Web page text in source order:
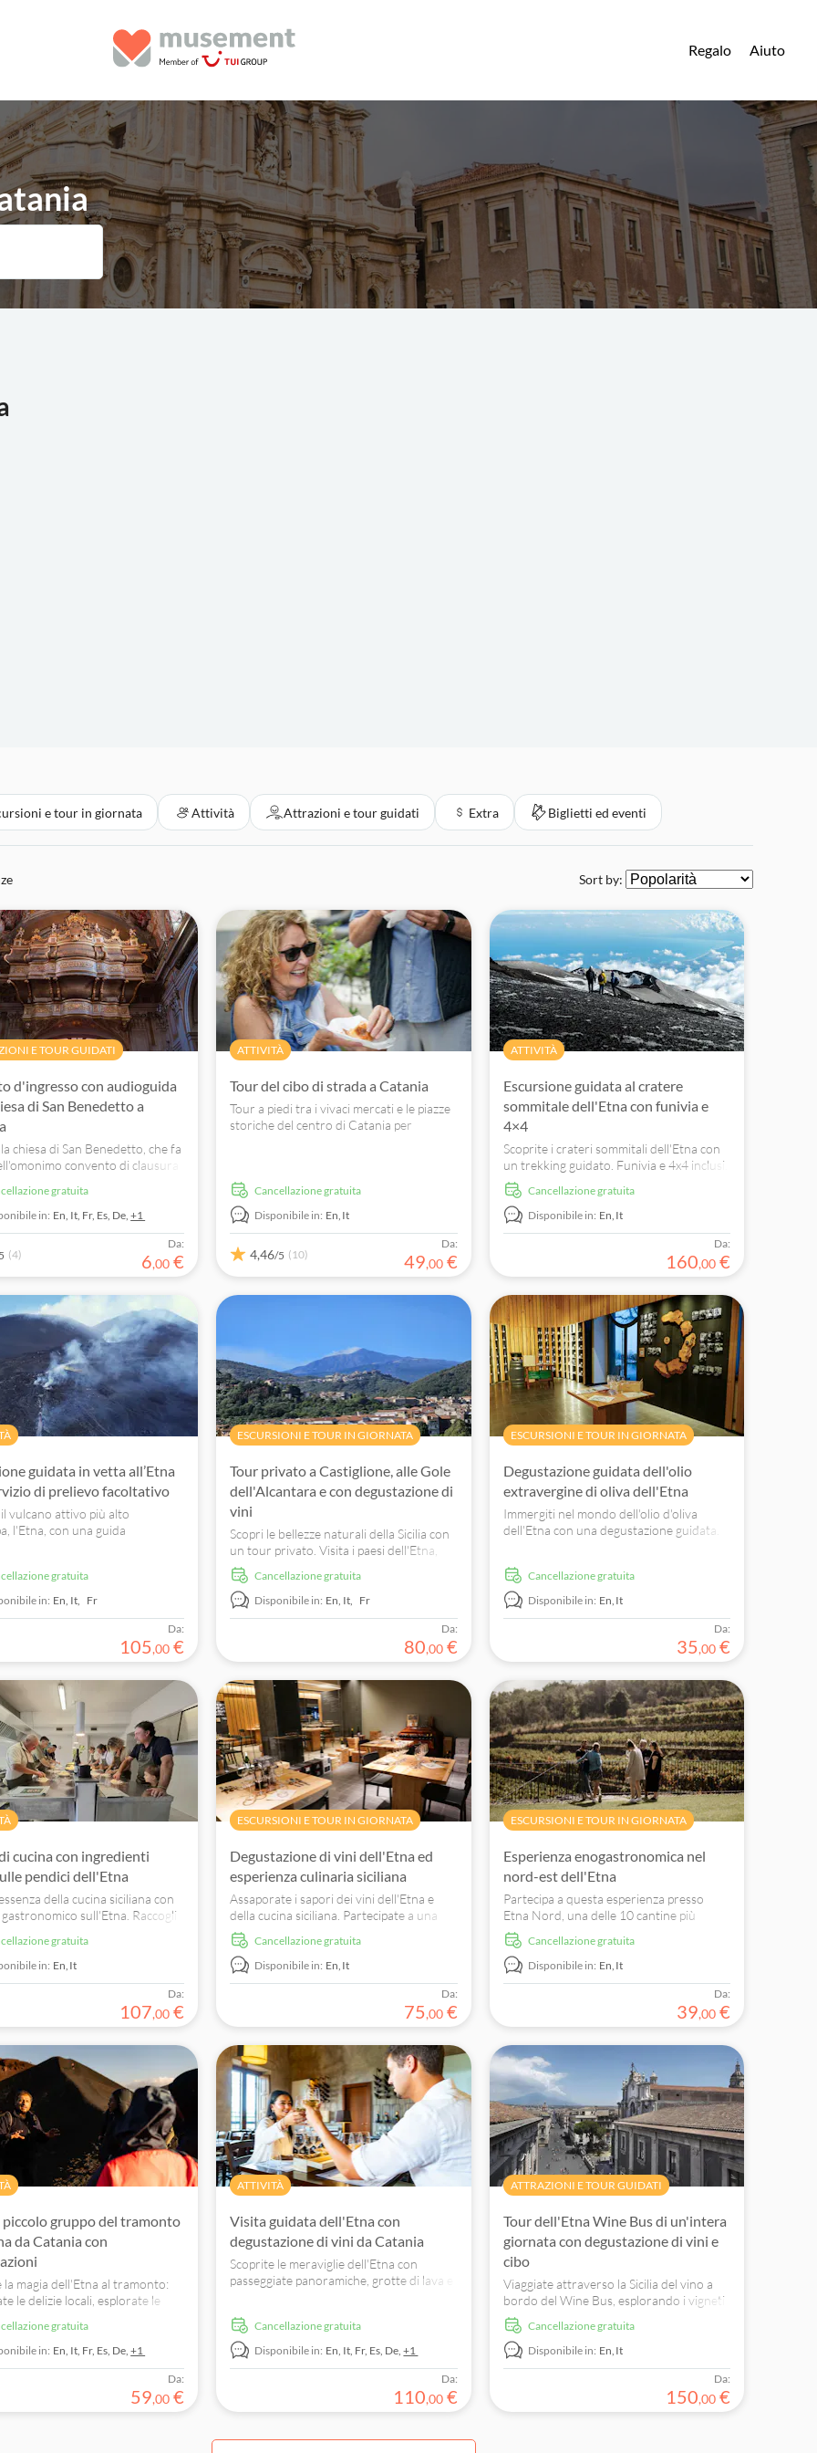
Regalo Aiuto
e tour in giornata Attività Attrazioni e tour guidati Extra Biglietti ed eventi
Sort by:
E TOUR GUIDATI
d'ingresso con audioguida
di San Benedetto a
chiesa di San Benedetto, che fa
convento di clausura
e ammirate un esempio di
tardo-barocca.
gratuita
in: En, It, Fr, Es, De,+1
(4)
Da:
6,00 €
ATTIVITÀ
Tour del cibo di strada a Catania
Tour a piedi tra i vivaci mercati e le piazze
storiche del centro di Catania per
Cancellazione gratuita
Disponibile in: En,It
4,46/5 (10)
Da:
49,00 €
ATTIVITÀ
Escursione guidata al cratere
sommitale dell'Etna con funivia e
4×4
Scoprite i crateri sommitali dell'Etna con
un trekking guidato. Funivia e 4x4 inclusi.
Ammirate paesaggi vulcanici mozzafiato.
Cancellazione gratuita
Disponibile in: En, It
Da:
160,00 €
guidata in vetta all’Etna
di prelievo facoltativo
vulcano attivo più alto
l'Etna, con una guida
gratuita
in: En, It, Fr
Da:
105,00 €
ESCURSIONI E TOUR IN GIORNATA
Tour privato a Castiglione, alle Gole
dell'Alcantara e con degustazione di
vini
Scopri le bellezze naturali della Sicilia con
un tour privato. Visita i paesi dell'Etna,
assaggia l'olio d'oliva e il vino locali ed
esplora le Gole dell'Alcantara.
Cancellazione gratuita
Disponibile in: En, It, Fr
Da:
80,00 €
ESCURSIONI E TOUR IN GIORNATA
Degustazione guidata dell'olio
extravergine di oliva dell'Etna
Immergiti nel mondo dell'olio d'oliva
dell'Etna con una degustazione guidata.
Cancellazione gratuita
Disponibile in: En, It
Da:
35,00 €
cucina con ingredienti
pendici dell'Etna
della cucina siciliana con
sull'Etna. Raccogli
freschi, impara a preparare la
i vini locali.
gratuita
in: En,It
Da:
107,00 €
ESCURSIONI E TOUR IN GIORNATA
Degustazione di vini dell'Etna ed
esperienza culinaria siciliana
Assaporate i sapori dei vini dell'Etna e
della cucina siciliana. Partecipate a una
degustazione guidata presso le cantine
locali e lasciatevi viziare dalle specialità
regionali.
Cancellazione gratuita
Disponibile in: En,It
Da:
75,00 €
ESCURSIONI E TOUR IN GIORNATA
Esperienza enogastronomica nel
nord-est dell'Etna
Partecipa a questa esperienza presso
Etna Nord, una delle 10 cantine più
panoramiche al mondo. Goditi una visita
guidata e scopri le tecniche di produzione
del vino.
Cancellazione gratuita
Disponibile in: En, It
Da:
39,00 €
piccolo gruppo del tramonto
da Catania con
la magia dell'Etna al tramonto:
le delizie locali, esplorate le
lava e assistete a panorami
Scoprite oggi la meraviglia
della Sicilia!
gratuita
in: En, It, Fr, Es, De,+1
Da:
59,00 €
ATTIVITÀ
Visita guidata dell'Etna con
degustazione di vini da Catania
Scoprite le meraviglie dell'Etna con
passeggiate panoramiche, grotte di lava e
Cancellazione gratuita
Disponibile in: En, It, Fr, Es, De,+1
Da:
110,00 €
ATTRAZIONI E TOUR GUIDATI
Tour dell'Etna Wine Bus di un'intera
giornata con degustazione di vini e
cibo
Viaggiate attraverso la Sicilia del vino a
bordo del Wine Bus, esplorando i vigneti
dell'Etna e l'iconica Riviera dei Ciclopi.
Cancellazione gratuita
Disponibile in: En, It
Da:
150,00 €